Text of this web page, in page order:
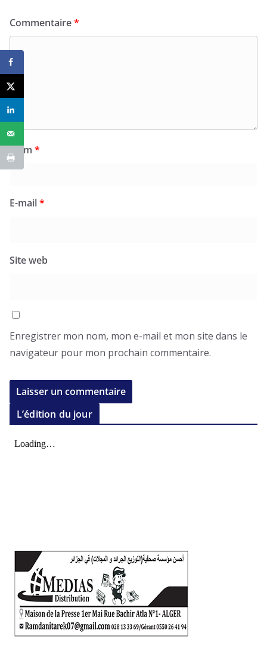
Commentaire*
Nom *
E-mail*
Site web
Enregistrer mon nom, mon e-mail et mon site dans le
navigateur pour mon prochain commentaire.
L’édition du jour